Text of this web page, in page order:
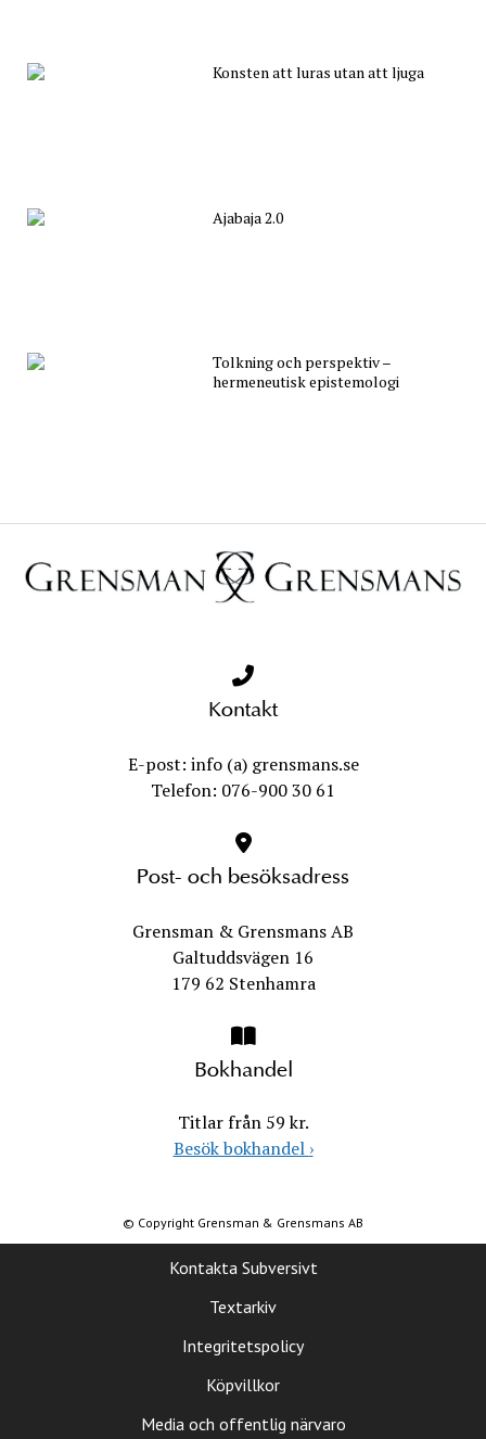
Konsten att luras utan att ljuga
Ajabaja 2.0
Tolkning och perspektiv –
hermeneutisk epistemologi
Kontakt
E-post: info (a) grensmans.se
Telefon: 076-900 30 61
Post- och besöksadress
Grensman & Grensmans AB
Galtuddsvägen 16
179 62 Stenhamra
Bokhandel
Titlar från 59 kr.
Besök bokhandel ›
© Copyright Grensman & Grensmans AB
Kontakta Subversivt
Textarkiv
Integritetspolicy
Köpvillkor
Media och offentlig närvaro